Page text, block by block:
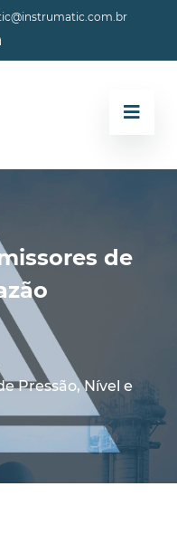
de
Pressão, Nível e